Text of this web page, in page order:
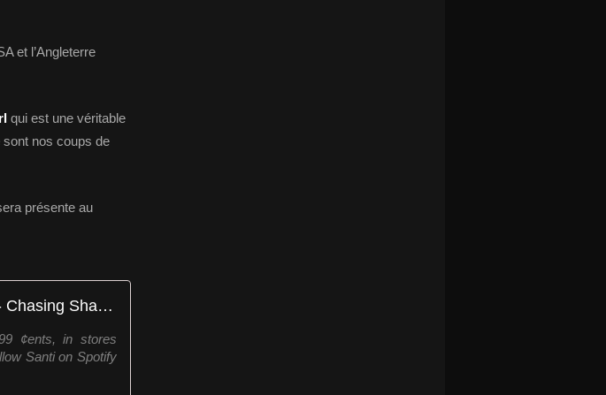
et l’Angleterre
qui est une véritable
sont nos coups de
présente au
Santigold - Chasing Shadows [OFFICIAL VIDEO]
¢ents, in stores
Santi on Spotify